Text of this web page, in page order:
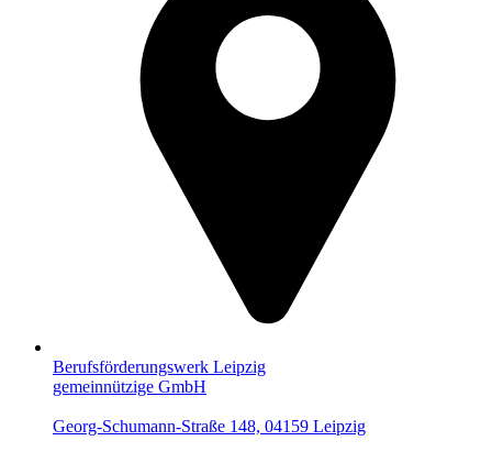
Berufsförderungswerk Leipzig
gemeinnützige GmbH
Georg-Schumann-Straße 148, 04159 Leipzig